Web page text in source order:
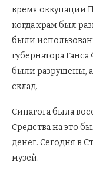
время оккупации
когда храм был
были
губернатора
были разрушены,
склад.
Синагога была
Средства на это
денег. Сегодня в
музей.